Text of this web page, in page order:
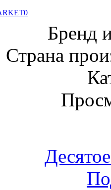
Бренд
Страна